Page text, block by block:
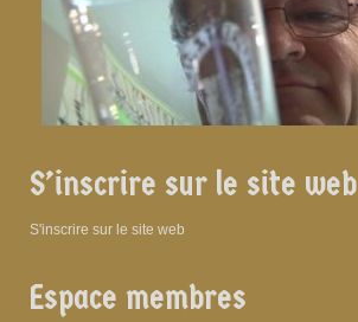
S’inscrire sur le site web
S'inscrire sur le site web
Espace membres